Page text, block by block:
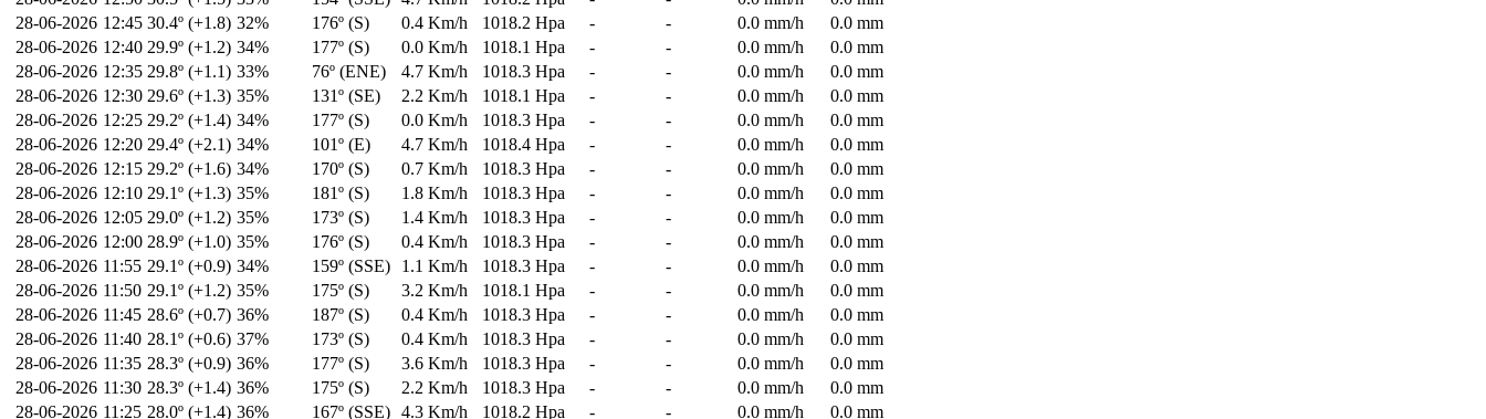
28-06-2026 12:45 30.4º (+1.8) 32% 176º (S) 0.4 Km/h 1018.2 Hpa - - 0.0 mm/h
0.0 mm
28-06-2026 12:40 29.9º (+1.2) 34% 177º (S) 0.0 Km/h 1018.1 Hpa - - 0.0 mm/h
0.0 mm
28-06-2026 12:35 29.8º (+1.1) 33% 76º (ENE) 4.7 Km/h 1018.3 Hpa - - 0.0 mm/h
0.0 mm
28-06-2026 12:30 29.6º (+1.3) 35% 131º (SE) 2.2 Km/h 1018.1 Hpa - - 0.0 mm/h
0.0 mm
28-06-2026 12:25 29.2º (+1.4) 34% 177º (S) 0.0 Km/h 1018.3 Hpa - - 0.0 mm/h
0.0 mm
28-06-2026 12:20 29.4º (+2.1) 34% 101º (E) 4.7 Km/h 1018.4 Hpa - - 0.0 mm/h
0.0 mm
28-06-2026 12:15 29.2º (+1.6) 34% 170º (S) 0.7 Km/h 1018.3 Hpa - - 0.0 mm/h
0.0 mm
28-06-2026 12:10 29.1º (+1.3) 35% 181º (S) 1.8 Km/h 1018.3 Hpa - - 0.0 mm/h
0.0 mm
28-06-2026 12:05 29.0º (+1.2) 35% 173º (S) 1.4 Km/h 1018.3 Hpa - - 0.0 mm/h
0.0 mm
28-06-2026 12:00 28.9º (+1.0) 35% 176º (S) 0.4 Km/h 1018.3 Hpa - - 0.0 mm/h
0.0 mm
28-06-2026 11:55 29.1º (+0.9) 34% 159º (SSE) 1.1 Km/h 1018.3 Hpa - - 0.0 mm/h
0.0 mm
28-06-2026 11:50 29.1º (+1.2) 35% 175º (S) 3.2 Km/h 1018.1 Hpa - - 0.0 mm/h
0.0 mm
28-06-2026 11:45 28.6º (+0.7) 36% 187º (S) 0.4 Km/h 1018.3 Hpa - - 0.0 mm/h
0.0 mm
28-06-2026 11:40 28.1º (+0.6) 37% 173º (S) 0.4 Km/h 1018.3 Hpa - - 0.0 mm/h
0.0 mm
28-06-2026 11:35 28.3º (+0.9) 36% 177º (S) 3.6 Km/h 1018.3 Hpa - - 0.0 mm/h
0.0 mm
28-06-2026 11:30 28.3º (+1.4) 36% 175º (S) 2.2 Km/h 1018.3 Hpa - - 0.0 mm/h
0.0 mm
28-06-2026 11:25 28.0º (+1.4) 36% 167º (SSE) 4.3 Km/h 1018.2 Hpa - - 0.0 mm/h 0.0 mm